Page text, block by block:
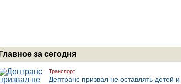
Главное за сегодня
Транспорт
Дептранс призвал не оставлять детей